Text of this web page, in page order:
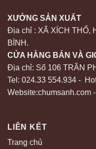
XƯỞNG SẢN XUẤT
Địa chỉ : XÃ XÍCH THỔ,
BÌNH.
CỬA HÀNG BÁN VÀ
Địa chỉ: Số 106 TRẦN
Tel: 024.33 554.934 -
Website:chumsanh.com
LIÊN KẾT
Trang chủ